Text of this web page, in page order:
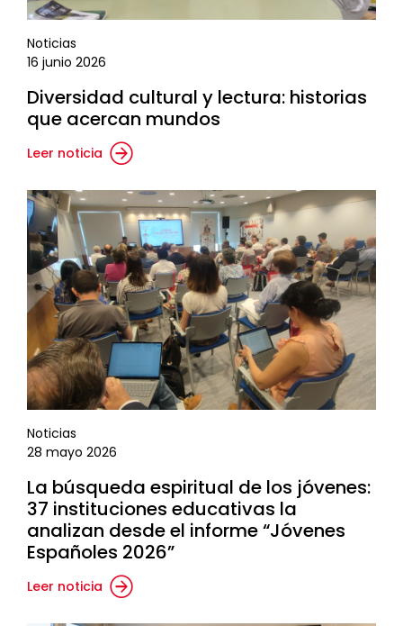
Noticias
16 junio 2026
Diversidad cultural y lectura: historias
que acercan mundos
Leer noticia
Noticias
28 mayo 2026
La búsqueda espiritual de los jóvenes:
37 instituciones educativas la
analizan desde el informe “Jóvenes
Españoles 2026”
Leer noticia